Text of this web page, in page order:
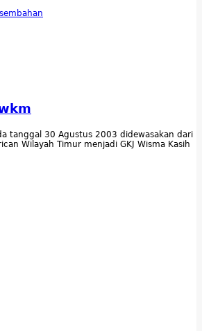
tanggal 30 Agustus 2003 didewasakan dari
Wilayah Timur menjadi GKJ Wisma Kasih